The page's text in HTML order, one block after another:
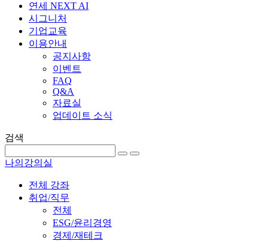
연세 NEXT AI
시그니처
기업교육
이용안내
공지사항
이벤트
FAQ
Q&A
자료실
업데이트 소식
검색
나의강의실
전체 강좌
취업/직무
전체
ESG/윤리경영
경제/재테크